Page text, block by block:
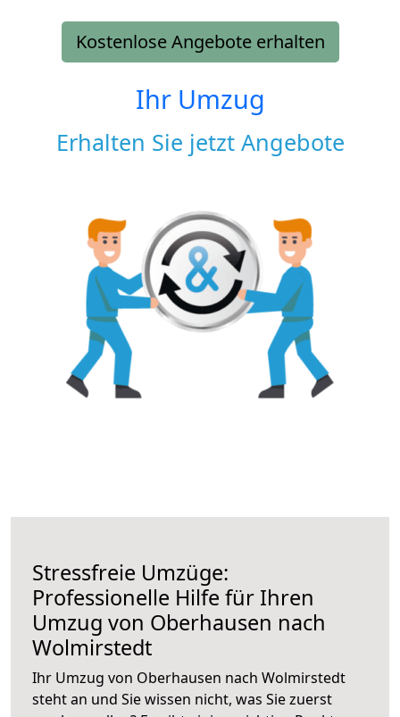
Kostenlose Angebote erhalten
Ihr Umzug
Erhalten Sie jetzt Angebote
Stressfreie Umzüge:
Professionelle Hilfe für Ihren
Umzug von Oberhausen nach
Wolmirstedt
Ihr Umzug von Oberhausen nach Wolmirstedt
steht an und Sie wissen nicht, was Sie zuerst